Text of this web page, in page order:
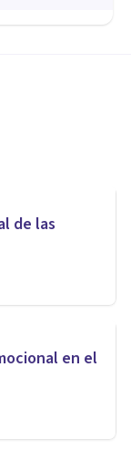
de las
en el